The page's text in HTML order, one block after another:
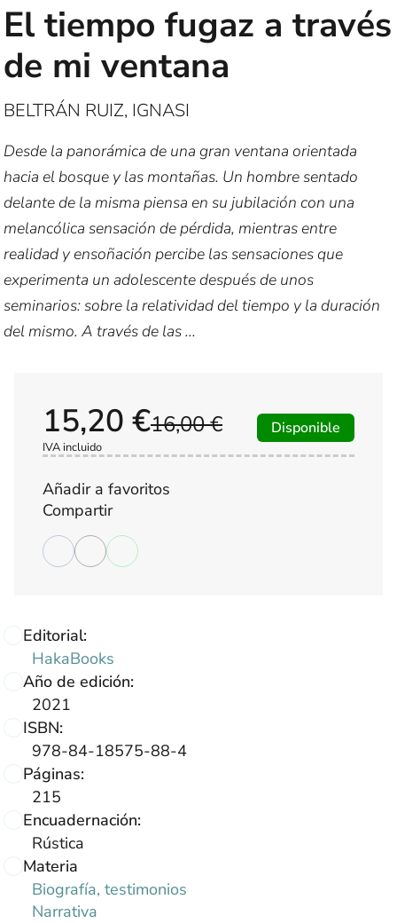
El tiempo fugaz a través
de mi ventana
BELTRÁN RUIZ, IGNASI
Desde la panorámica de una gran ventana orientada
hacia el bosque y las montañas. Un hombre sentado
delante de la misma piensa en su jubilación con una
melancólica sensación de pérdida, mientras entre
realidad y ensoñación percibe las sensaciones que
experimenta un adolescente después de unos
seminarios: sobre la relatividad del tiempo y la duración
del mismo. A través de las ...
Editorial:
HakaBooks
Año de edición:
2021
ISBN:
978-84-18575-88-4
Páginas:
215
Encuadernación:
Rústica
Materia
Biografía, testimonios
Narrativa
16,00 €
15,20 €
IVA incluido
Disponible
Añadir a favoritos
Compartir